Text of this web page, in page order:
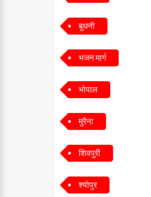
बुधनी
भजन मार्ग
भोपाल
मुरैना
शिवपुरी
श्योपुर